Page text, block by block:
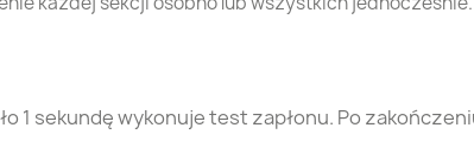
1 sekundę wykonuje test zapłonu. Po